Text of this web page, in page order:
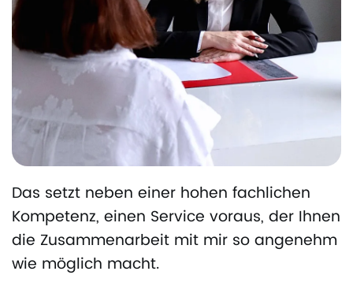
Das setzt neben einer hohen fachlichen
Kompetenz, einen Service voraus, der Ihnen
die Zusammenarbeit mit mir so angenehm
wie möglich macht.